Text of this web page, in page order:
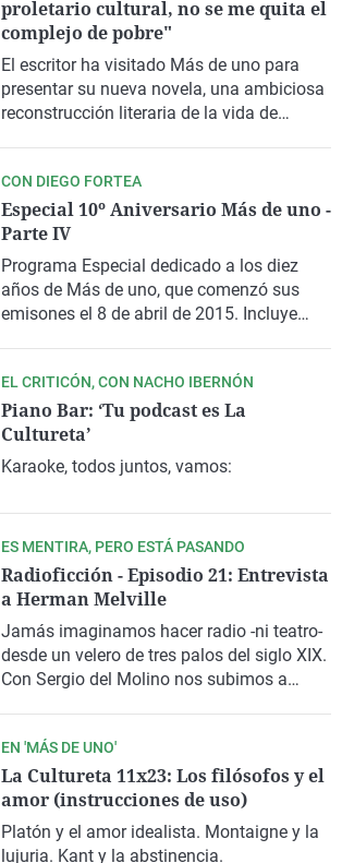
través de los ojos de Rosario Weiss a otro
Goya, a Paco. Un hombre mayor, enfermo,
pero que mantiene su genialidad.
proletario cultural, no se me quita el
complejo de pobre"
El escritor ha visitado Más de uno para
presentar su nueva novela, una ambiciosa
reconstrucción literaria de la vida de
CON DIEGO FORTEA
Especial 10º Aniversario Más de uno -
Parte IV
Programa Especial dedicado a los diez
años de Más de uno, que comenzó sus
emisones el 8 de abril de 2015. Incluye
última década en las mañanas de Onda
Cero.
EL CRITICÓN, CON NACHO IBERNÓN
Piano Bar: ‘Tu podcast es La
Cultureta’
Karaoke, todos juntos, vamos:
ES MENTIRA, PERO ESTÁ PASANDO
Radioficción - Episodio 21: Entrevista
a Herman Melville
Jamás imaginamos hacer radio -ni teatro-
desde un velero de tres palos del siglo XIX.
Con Sergio del Molino nos subimos a
novelista y autor de
relatos.
EN 'MÁS DE UNO'
La Cultureta 11x23: Los filósofos y el
amor (instrucciones de uso)
Platón y el amor idealista. Montaigne y la
lujuria. Kant y la abstinencia.